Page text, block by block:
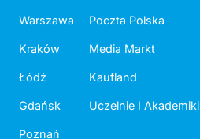
Warszawa
Kraków
Łódź
Gdańsk
Poznań
Poczta Polska
Media Markt
Kaufland
Uczelnie I Akademiki